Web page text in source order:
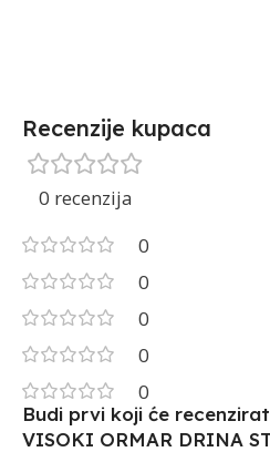
Recenzije kupaca
0 recenzija
0
0
0
0
0
Budi prvi koji će
VISOKI ORMAR DRINA